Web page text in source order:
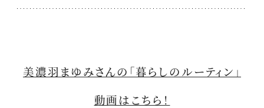
美濃羽まゆみさんの「暮らしのルーティン」
動画はこちら！